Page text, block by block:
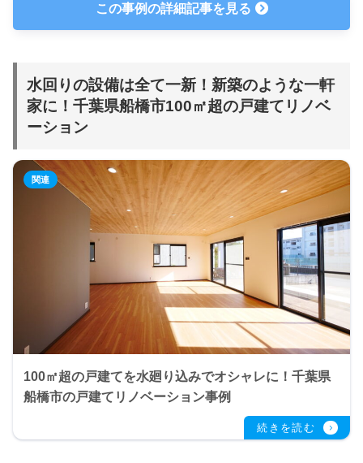
この事例の詳細記事を見る
水回りの設備は全て一新！新築のような一軒
家に！千葉県船橋市100㎡超の戸建てリノベ
ーション
100㎡超の戸建てを水廻り込みでオシャレに！千葉県
船橋市の戸建てリノベーション事例